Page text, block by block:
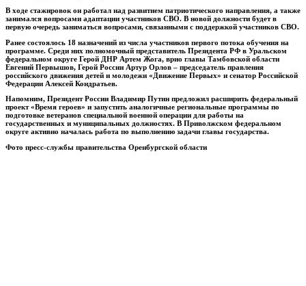
В ходе стажировок он работал над развитием патриотического направления, а также
занимался вопросами адаптации участников СВО. В новой должности будет в
первую очередь заниматься вопросами, связанными с поддержкой участников СВО.
Ранее состоялось 18 назначений из числа участников первого потока обучения на
программе. Среди них полномочный представитель Президента РФ в Уральском
федеральном округе Герой ДНР Артем Жога, врио главы Тамбовской области
Евгений Первышов, Герой России Артур Орлов – председатель правления
российского движения детей и молодежи «Движение Первых» и сенатор Российской
Федерации Алексей Кондратьев.
Напомним, Президент России Владимир Путин предложил расширить федеральный
проект «Время героев» и запустить аналогичные региональные программы по
подготовке ветеранов специальной военной операции для работы на
государственных и муниципальных должностях. В Приволжском федеральном
округе активно началась работа по выполнению задачи главы государства.
Фото пресс-службы правительства Оренбургской области